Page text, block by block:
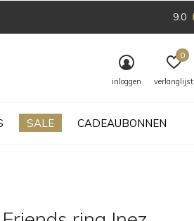
SALE CADEAUBONNEN
inloggen verlanglijst
0
9.0